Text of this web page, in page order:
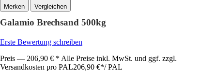
Vergleichen
Galamio Brechsand 500kg
Erste Bewertung schreiben
Preis — 206,90 € * Alle Preise inkl. MwSt. und ggf. zzgl.
Versandkosten pro PAL206,90 €*/ PAL